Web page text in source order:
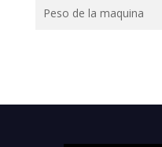
Peso de la maquina